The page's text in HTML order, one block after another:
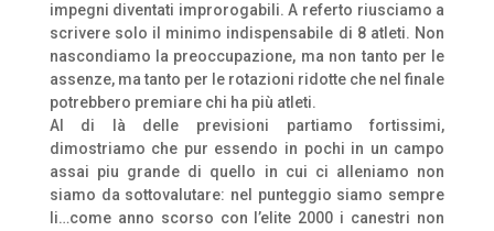
impegni diventati improrogabili. A referto riusciamo a
scrivere solo il minimo indispensabile di 8 atleti. Non
nascondiamo la preoccupazione, ma non tanto per le
assenze, ma tanto per le rotazioni ridotte che nel finale
potrebbero premiare chi ha più atleti.
Al di là delle previsioni partiamo fortissimi,
dimostriamo che pur essendo in pochi in un campo
assai piu grande di quello in cui ci alleniamo non
siamo da sottovalutare: nel punteggio siamo sempre
li…come anno scorso con l’elite 2000 i canestri non